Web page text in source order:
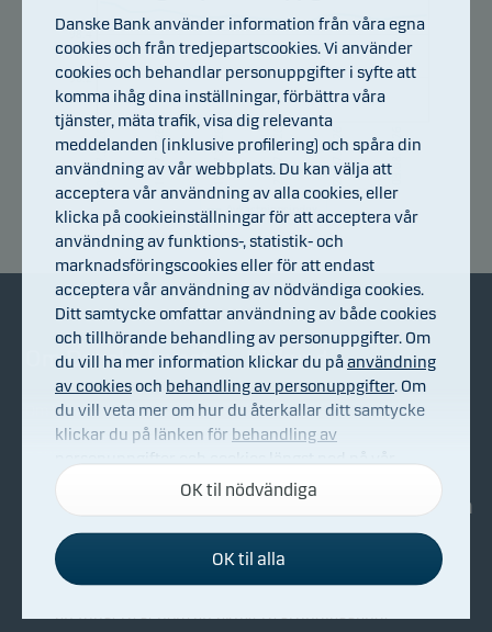
94
96.2
98.4
06.07.2026 10.07.2026 16.07.2026 22.07.2026 28.07.2026 03.08.2026
Avkastningsindex
Om Danske Invest
Om Danske Invest
Bekämpning av ekonomisk
brottslighet
Bli kund
Köp & sälj
Investerarinformation
Nyhetsarkiv
Danske Bank använder information från våra egna
cookies och från tredjepartscookies. Vi använder
cookies och behandlar personuppgifter i syfte att
komma ihåg dina inställningar, förbättra våra
tjänster, mäta trafik, visa dig relevanta
meddelanden (inklusive profilering) och spåra din
användning av vår webbplats. Du kan välja att
acceptera vår användning av alla cookies, eller
klicka på cookieinställningar för att acceptera vår
användning av funktions-, statistik- och
marknadsföringscookies eller för att endast
acceptera vår användning av nödvändiga cookies.
Ditt samtycke omfattar användning av både cookies
och tillhörande behandling av personuppgifter. Om
du vill ha mer information klickar du påanvändning
av cookiesoch behandling av personuppgifter. Om
du vill veta mer om hur du återkallar ditt samtycke
klickar du på länken för behandling av
webbplats.
Nödvändiga cookies
Nödvändiga cookies hjälper till att få vår webbplats
att fungera genom att aktivera grundläggande
OK til nödvändiga
OK til alla